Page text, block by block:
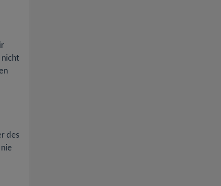
nicht
des